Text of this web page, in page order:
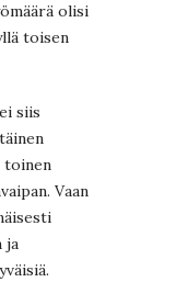
olisi
toisen
siis
toinen
Vaan
ja